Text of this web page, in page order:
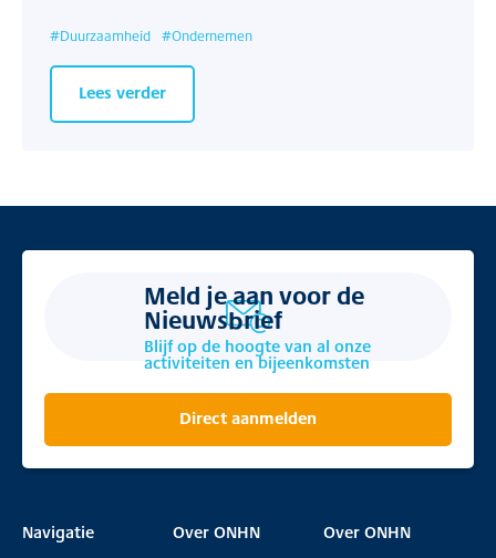
#Duurzaamheid #Ondernemen
Lees verder
Meld je aan voor de
Nieuwsbrief
Blijf op de hoogte van al onze
activiteiten en bijeenkomsten
Direct aanmelden
Navigatie Over ONHN Over ONHN